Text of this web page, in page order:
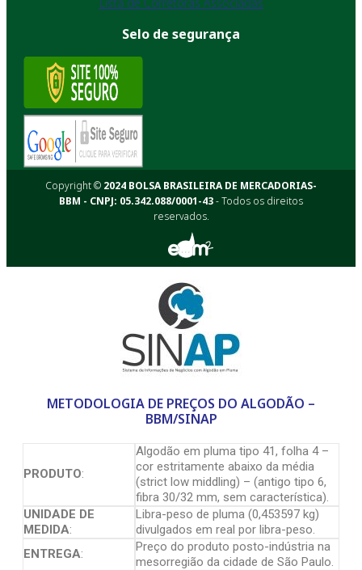
Selo de segurança
Copyright © 2024 BOLSA BRASILEIRA DE MERCADORIAS-
BBM - CNPJ: 05.342.088/0001-43- Todos os direitos
reservados.
METODOLOGIA DE PREÇOS DO ALGODÃO –
BBM/SINAP
PRODUTO:
Algodão em pluma tipo 41, folha 4 –
cor estritamente abaixo da média
(strict low middling) – (antigo tipo 6,
fibra 30/32 mm, sem característica).
UNIDADE DE
MEDIDA:
Libra-peso de pluma (0,453597 kg)
divulgados em real por libra-peso.
ENTREGA:
Preço do produto posto-indústria na
mesorregião da cidade de São Paulo.